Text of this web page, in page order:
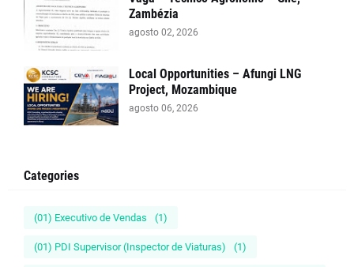
Zambézia
agosto 02, 2026
Local Opportunities – Afungi LNG
Project, Mozambique
agosto 06, 2026
Categories
(01) Executivo de Vendas (1)
(01) PDI Supervisor (Inspector de Viaturas) (1)